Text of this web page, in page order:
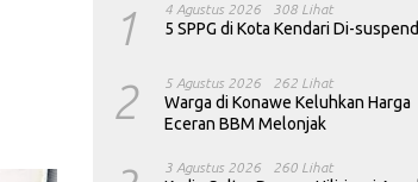
1 4 Agustus 2026 308 Lihat
5 SPPG di Kota Kendari Di-suspend
2 5 Agustus 2026 262 Lihat
Warga di Konawe Keluhkan Harga
Eceran BBM Melonjak
3 Agustus 2026 260 Lihat